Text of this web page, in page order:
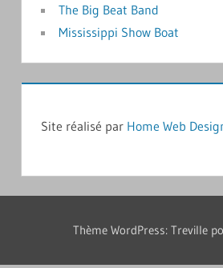
The Big Beat Band
Mississippi Show Boat
Site réalisé par Home Web
Thème WordPress: Treville